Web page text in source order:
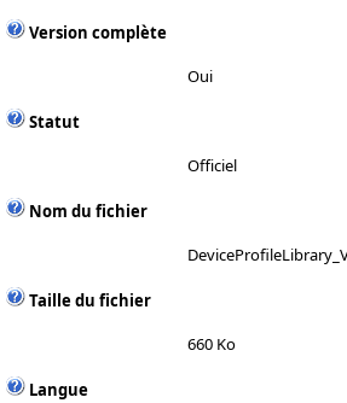
Version complète
Oui
Statut
Officiel
Nom du fichier
Taille du fichier
660 Ko
Langue